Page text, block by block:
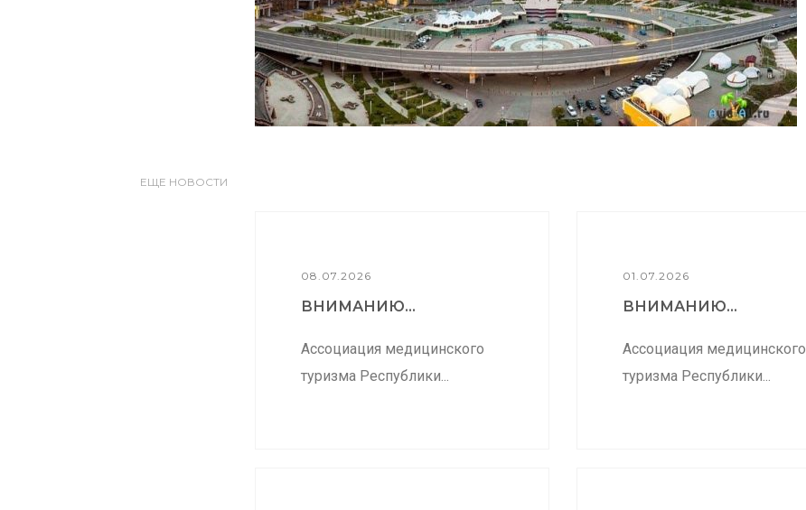
ЕЩЕ НОВОСТИ
08.07.2026
ВНИМАНИЮ...
Ассоциация медицинского
туризма Республики...
01.07.2026
ВНИМАНИЮ...
Ассоциация медицинского
туризма Республики...